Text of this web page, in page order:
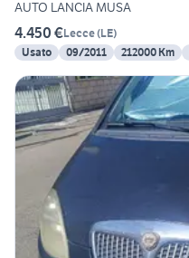
AUTO LANCIA MUSA
4.450 €Lecce(LE)
Usato
09/2011 212000 Km